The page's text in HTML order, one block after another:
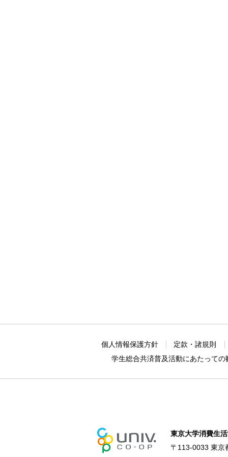
個人情報保護方針 定款・諸規則
学生総合共済普及活動にあたっての
東京大学消費生
〒113-0033 東